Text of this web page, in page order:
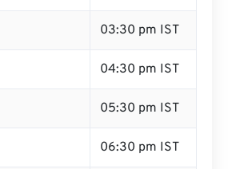
03:30 pm IST
04:30 pm IST
05:30 pm IST
06:30 pm IST